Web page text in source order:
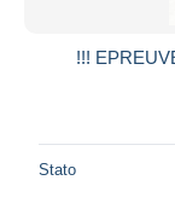
!!!
Stato